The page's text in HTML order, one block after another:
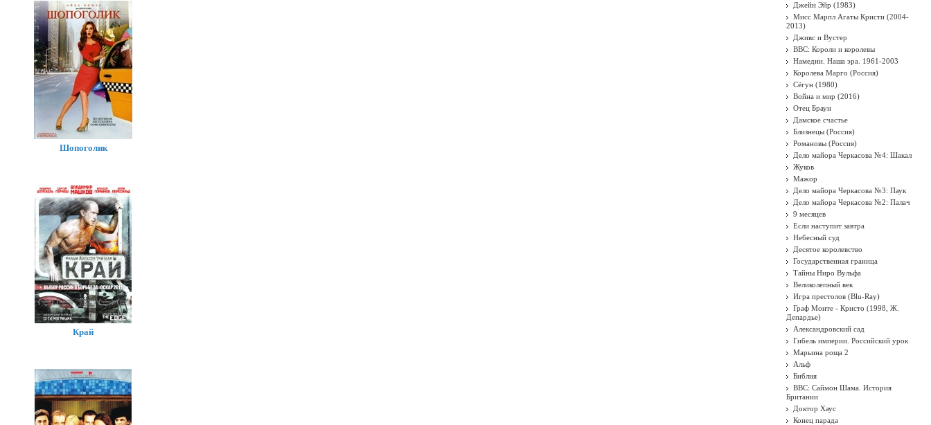
Шопоголик
Край
Джейн Эйр (1983)
Мисс Марпл Агаты Кристи (2004-
2013)
Дживс и Вустер
BBC: Короли и королевы
Намедни. Наша эра. 1961-2003
Королева Марго (Россия)
Сёгун (1980)
Война и мир (2016)
Отец Браун
Дамское счастье
Близнецы (Россия)
Романовы (Россия)
Дело майора Черкасова №4: Шакал
Жуков
Мажор
Дело майора Черкасова №3: Паук
Дело майора Черкасова №2: Палач
9 месяцев
Если наступит завтра
Небесный суд
Десятое королевство
Государственная граница
Тайны Ниро Вульфа
Великолепный век
Игра престолов (Blu-Ray)
Граф Монте - Кристо (1998, Ж.
Депардье)
Александровский сад
Гибель империи. Российский урок
Марьина роща 2
Альф
Библия
BBC: Саймон Шама. История
Британии
Доктор Хаус
Конец парада